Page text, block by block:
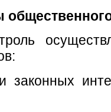
законных